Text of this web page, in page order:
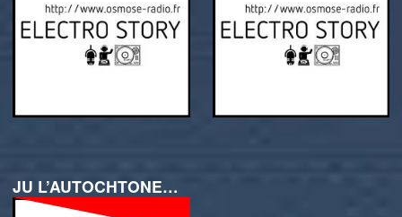
JU L’AUTOCHTONE – 12 JANVIER 2018